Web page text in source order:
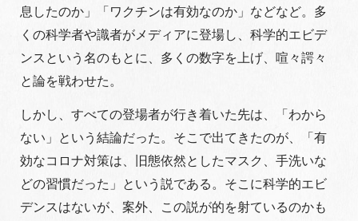
息したのか」「ワクチンは有効なのか」などなど。多
くの科学者や識者がメディアに登場し、科学的エビデ
ンスという名のもとに、多くの数字を上げ、喧々諤々
と論を戦わせた。
しかし、すべての登場者が行き着いた先は、「わから
ない」という結論だった。そこで出てきたのが、「有
効なコロナ対策は、旧態依然としたマスク、手洗いな
どの習慣だった」という説である。そこに科学的エビ
デンスはないが、案外、この説が的を射ているのかも